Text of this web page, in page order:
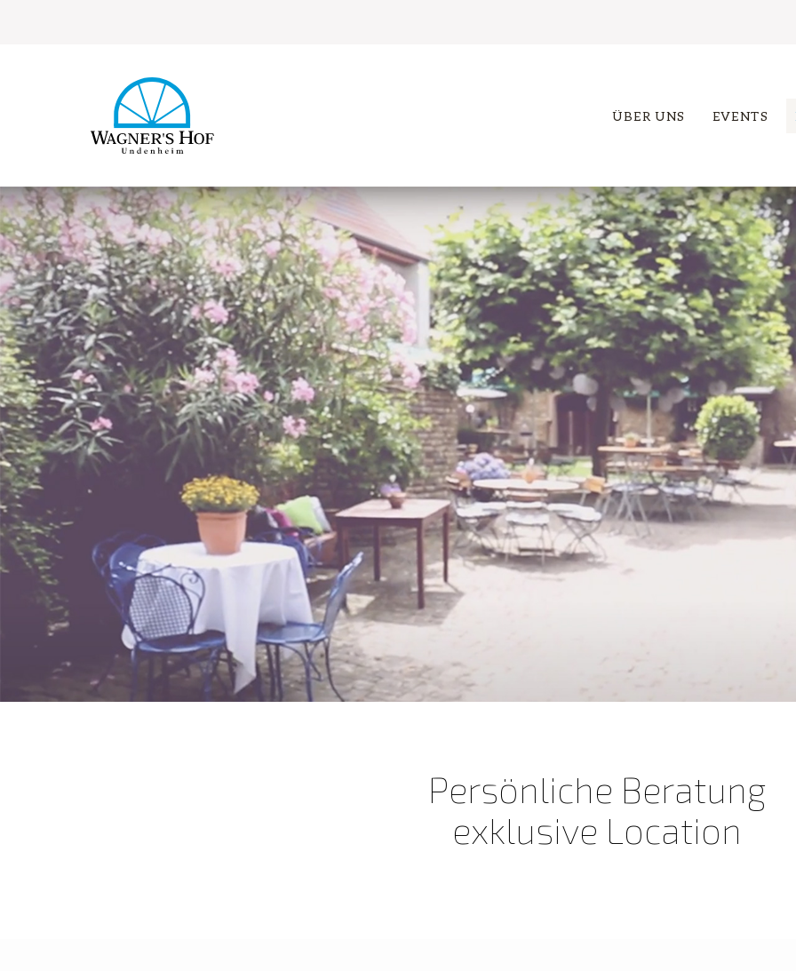
ÜBER UNS EVENTS
Persönliche Beratung
exklusive Location